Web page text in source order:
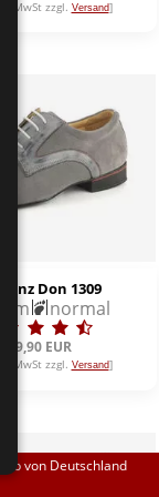
MwSt zzgl. Versand]
Tanz Don 1309
cm normal
139,90 EUR
MwSt zzgl. Versand]
von Deutschland